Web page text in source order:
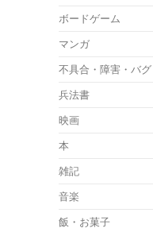
ボードゲーム
マンガ
不具合・障害・バグ
兵法書
映画
本
雑記
音楽
飯・お菓子